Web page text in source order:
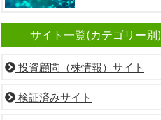
サイト一覧(カテゴリー別)
投資顧問（株情報）サイト
検証済みサイト